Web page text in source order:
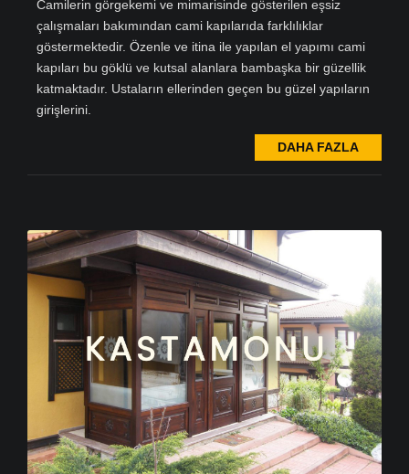
Camilerin görgekemi ve mimarisinde gösterilen eşsiz
çalışmaları bakımından cami kapılarıda farklılıklar
göstermektedir. Özenle ve itina ile yapılan el yapımı cami
kapıları bu göklü ve kutsal alanlara bambaşka bir güzellik
katmaktadır. Ustaların ellerinden geçen bu güzel yapıların
girişlerini.
DAHA FAZLA